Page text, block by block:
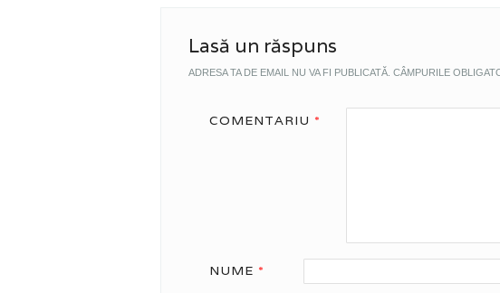
Lasă un răspuns
ADRESA TA DE EMAIL NU VA FI PUBLICATĂ. CÂMPURILE
COMENTARIU *
NUME *